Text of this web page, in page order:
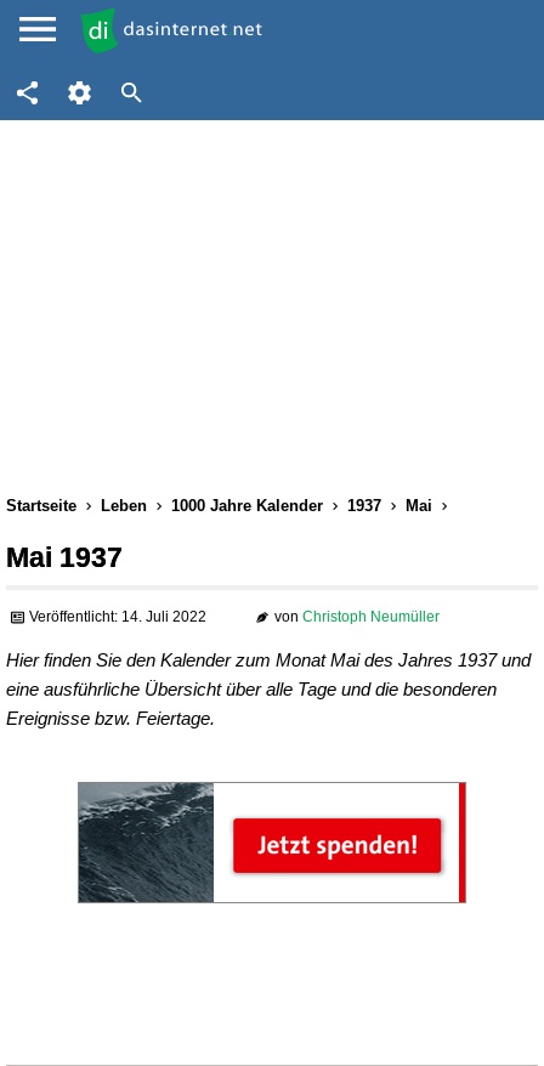
Startseite Leben 1000 Jahre Kalender 1937 Mai
Mai 1937
Veröffentlicht: 14. Juli 2022 von Christoph Neumüller
Hier finden Sie den Kalender zum Monat Mai des Jahres 1937 und
eine ausführliche Übersicht über alle Tage und die besonderen
Ereignisse bzw. Feiertage.